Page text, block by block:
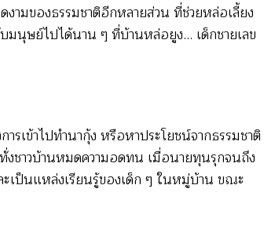
มของธรรมชาติอีกหลายส่วน ที่ช่วยหล่อเลี้ยง
มนุษย์ไปได้นาน ๆ ที่บ้านหล่อยูง… เด็กชายเลข
ข้าไปทำนากุ้ง หรือหาประโยชน์จากธรรมชาติ
ชาวบ้านหมดความอดทน เมื่อนายทุนรุกจนถึง
เป็นแหล่งเรียนรู้ของเด็ก ๆ ในหมู่บ้าน ขณะ